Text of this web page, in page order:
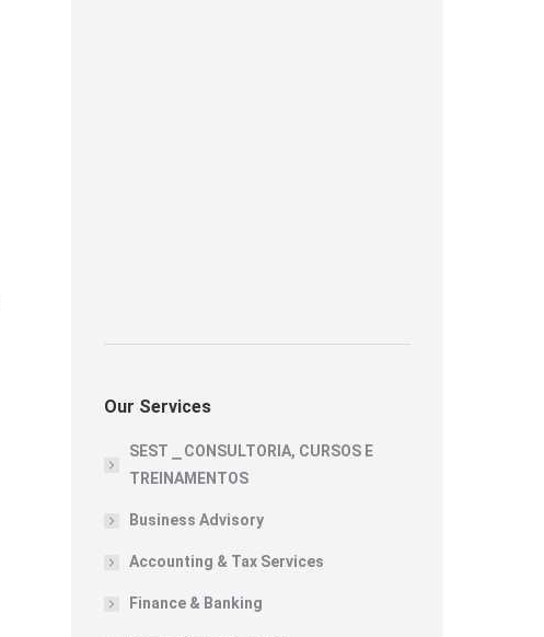
Our Services
SEST ⎯ CONSULTORIA, CURSOS E
TREINAMENTOS
Business Advisory
Accounting & Tax Services
Finance & Banking